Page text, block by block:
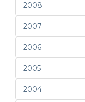
2008
2007
2006
2005
2004